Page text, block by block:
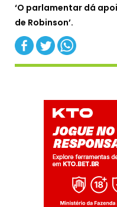
‘O parlamentar dá
de Robinson’.